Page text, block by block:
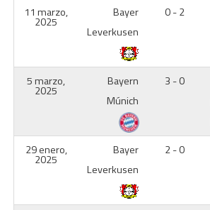
11 marzo,
2025
Bayer
Leverkusen
0 - 2
5 marzo,
2025
Bayern
Múnich
3 - 0
29 enero,
2025
Bayer
Leverkusen
2 - 0